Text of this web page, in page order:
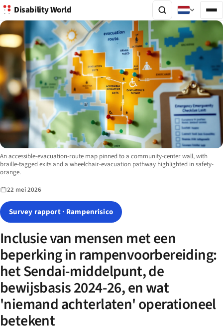
Disability World
Image description:
An accessible-evacuation-route map pinned to a community-center wall, with
braille-tagged exits and a wheelchair-evacuation pathway highlighted in safety-
orange.
22 mei 2026
Survey rapport · Rampenrisico
Inclusie van mensen met een
beperking in rampenvoorbereiding:
het Sendai-middelpunt, de
bewijsbasis 2024-26, en wat
'niemand achterlaten' operationeel
betekent